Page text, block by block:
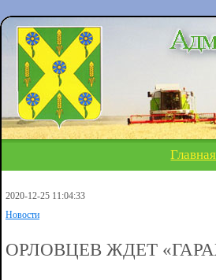
Главная
2020-12-25 11:04:33
Новости
ОРЛОВЦЕВ ЖДЕТ